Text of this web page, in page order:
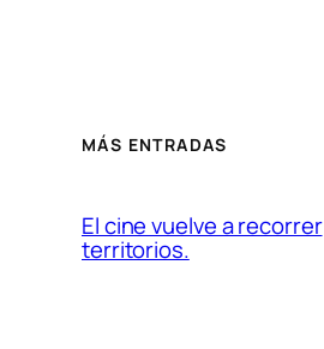
MÁS ENTRADAS
El cine vuelve a recorrer
territorios.